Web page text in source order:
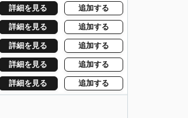
詳細を見る 追加する
詳細を見る 追加する
詳細を見る 追加する
詳細を見る 追加する
詳細を見る 追加する